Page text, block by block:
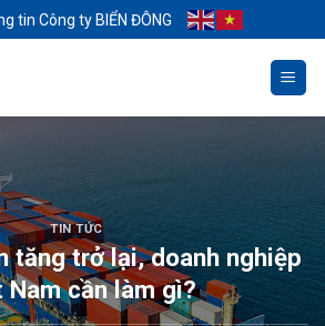
tin Công ty BIỂN ĐÔNG
TIN TỨC
tăng trở lại, doanh nghiệp
Nam cần làm gì?